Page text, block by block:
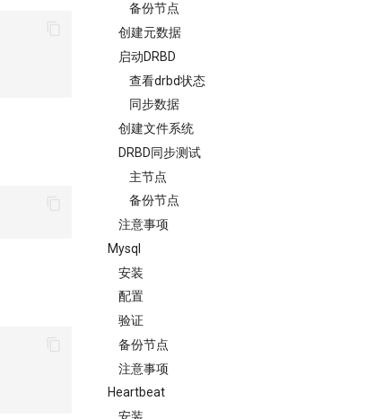
备份节点
创建元数据
启动DRBD
查看drbd状态
同步数据
创建文件系统
DRBD同步测试
主节点
备份节点
注意事项
Mysql
安装
配置
验证
备份节点
注意事项
Heartbeat